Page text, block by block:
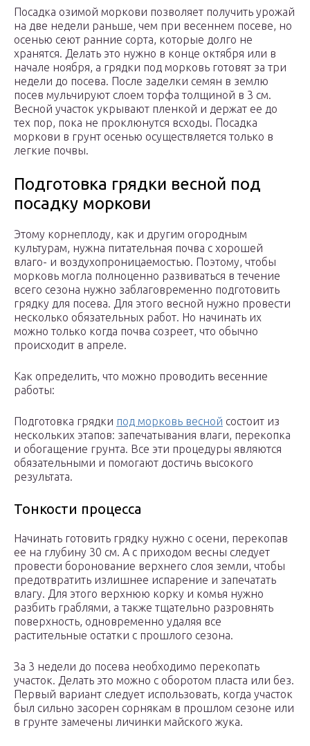
Посадка озимой моркови позволяет получить урожай
на две недели раньше, чем при весеннем посеве, но
осенью сеют ранние сорта, которые долго не
хранятся. Делать это нужно в конце октября или в
начале ноября, а грядки под морковь готовят за три
недели до посева. После заделки семян в землю
посев мульчируют слоем торфа толщиной в 3 см.
Весной участок укрывают пленкой и держат ее до
тех пор, пока не проклюнутся всходы. Посадка
моркови в грунт осенью осуществляется только в
легкие почвы.
Подготовка грядки весной под
посадку моркови
Этому корнеплоду, как и другим огородным
культурам, нужна питательная почва с хорошей
влаго- и воздухопроницаемостью. Поэтому, чтобы
морковь могла полноценно развиваться в течение
всего сезона нужно заблаговременно подготовить
грядку для посева. Для этого весной нужно провести
несколько обязательных работ. Но начинать их
можно только когда почва созреет, что обычно
происходит в апреле.
Как определить, что можно проводить весенние
работы:
Подготовка грядки под морковь весной состоит из
нескольких этапов: запечатывания влаги, перекопка
и обогащение грунта. Все эти процедуры являются
обязательными и помогают достичь высокого
результата.
Тонкости процесса
Начинать готовить грядку нужно с осени, перекопав
ее на глубину 30 см. А с приходом весны следует
провести боронование верхнего слоя земли, чтобы
предотвратить излишнее испарение и запечатать
влагу. Для этого верхнюю корку и комья нужно
разбить граблями, а также тщательно разровнять
поверхность, одновременно удаляя все
растительные остатки с прошлого сезона.
За 3 недели до посева необходимо перекопать
участок. Делать это можно с оборотом пласта или без.
Первый вариант следует использовать, когда участок
был сильно засорен сорнякам в прошлом сезоне или
в грунте замечены личинки майского жука.